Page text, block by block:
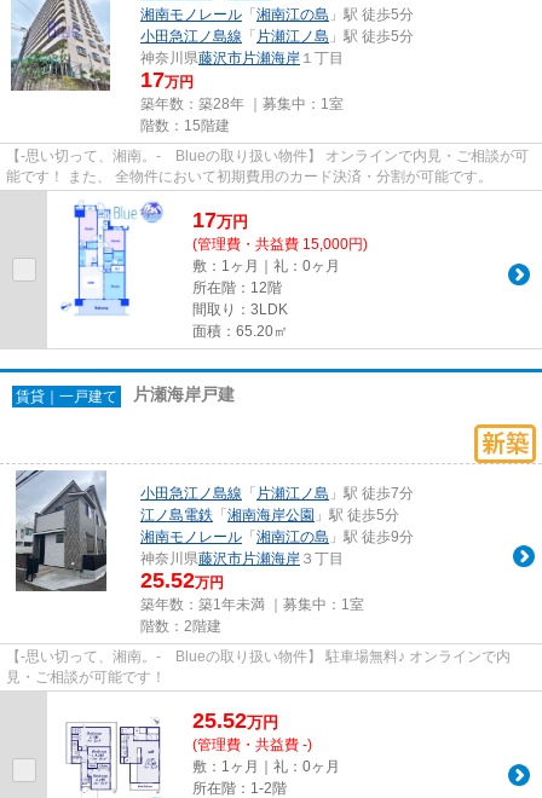
湘南モノレール 「 湘南江の島 」駅 徒歩5分
小田急江ノ島線 「 片瀬江ノ島 」駅 徒歩5分
神奈川県藤沢市片瀬海岸 １丁目
17万円
築年数：築28年 ｜募集中： 1室
階数：15階建
【-思い切って、湘南。- Blueの取り扱い物件】 オンラインで内見・ご相談が可
能です！ また、 全物件において初期費用のカード決済・分割が可能です。
17万円
(管理費・共益費 15,000円)
敷：1ヶ月｜礼：0ヶ月
所在階：12階
間取り：3LDK
面積：65.20㎡
賃貸｜一戸建て 片瀬海岸戸建
小田急江ノ島線 「 片瀬江ノ島 」駅 徒歩7分
江ノ島電鉄 「 湘南海岸公園 」駅 徒歩5分
湘南モノレール 「 湘南江の島 」駅 徒歩9分
神奈川県藤沢市片瀬海岸 ３丁目
25.52万円
築年数：築1年未満 ｜募集中： 1室
階数：2階建
【-思い切って、湘南。- Blueの取り扱い物件】 駐車場無料♪ オンラインで内
見・ご相談が可能です！
25.52万円
(管理費・共益費 -)
敷：1ヶ月｜礼：0ヶ月
所在階：1-2階